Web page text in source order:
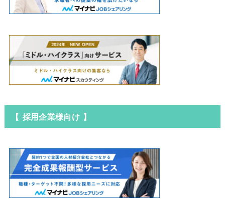
【 採用企業様向け 】